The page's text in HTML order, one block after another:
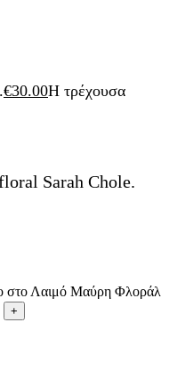
€30.00Η τρέχουσα
Sarah Chole.
στο Λαιμό Μαύρη Φλοράλ